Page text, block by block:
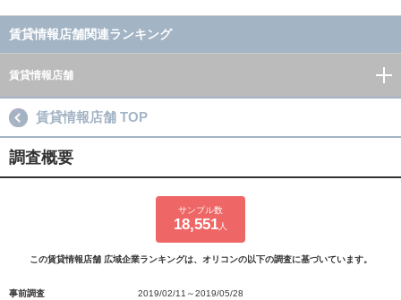
賃貸情報店舗関連ランキング
賃貸情報店舗
賃貸情報店舗 TOP
調査概要
サンプル数
18,551 人
この賃貸情報店舗 広域企業ランキングは、オリコンの以下の調査に基づいています。
事前調査
2019/02/11～2019/05/28